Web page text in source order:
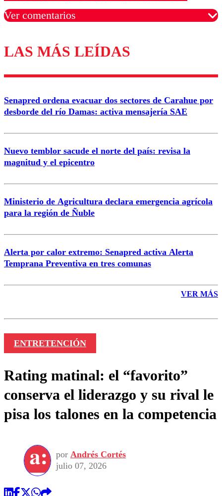
Ver comentarios
Los comentarios son moderados para garantizar un
diálogo respetuoso.
Correo
LAS MÁS LEÍDAS
Senapred ordena evacuar dos sectores de Carahue por
desborde del río Damas: activa mensajería SAE
Nuevo temblor sacude el norte del país: revisa la
magnitud y el epicentro
Ministerio de Agricultura declara emergencia agrícola
para la región de Ñuble
Alerta por calor extremo: Senapred activa Alerta
Temprana Preventiva en tres comunas
VER MÁS
ENTRETENCIÓN
Rating matinal: el “favorito”
conserva el liderazgo y su rival le
pisa los talones en la competencia
por Andrés Cortés
julio 07, 2026